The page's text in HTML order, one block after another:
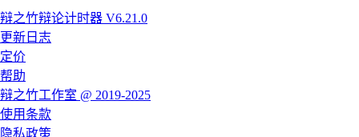
辩之竹辩论计时器 V6.21.0
更新日志
定价
帮助
辩之竹工作室 @ 2019-2025
使用条款
隐私政策